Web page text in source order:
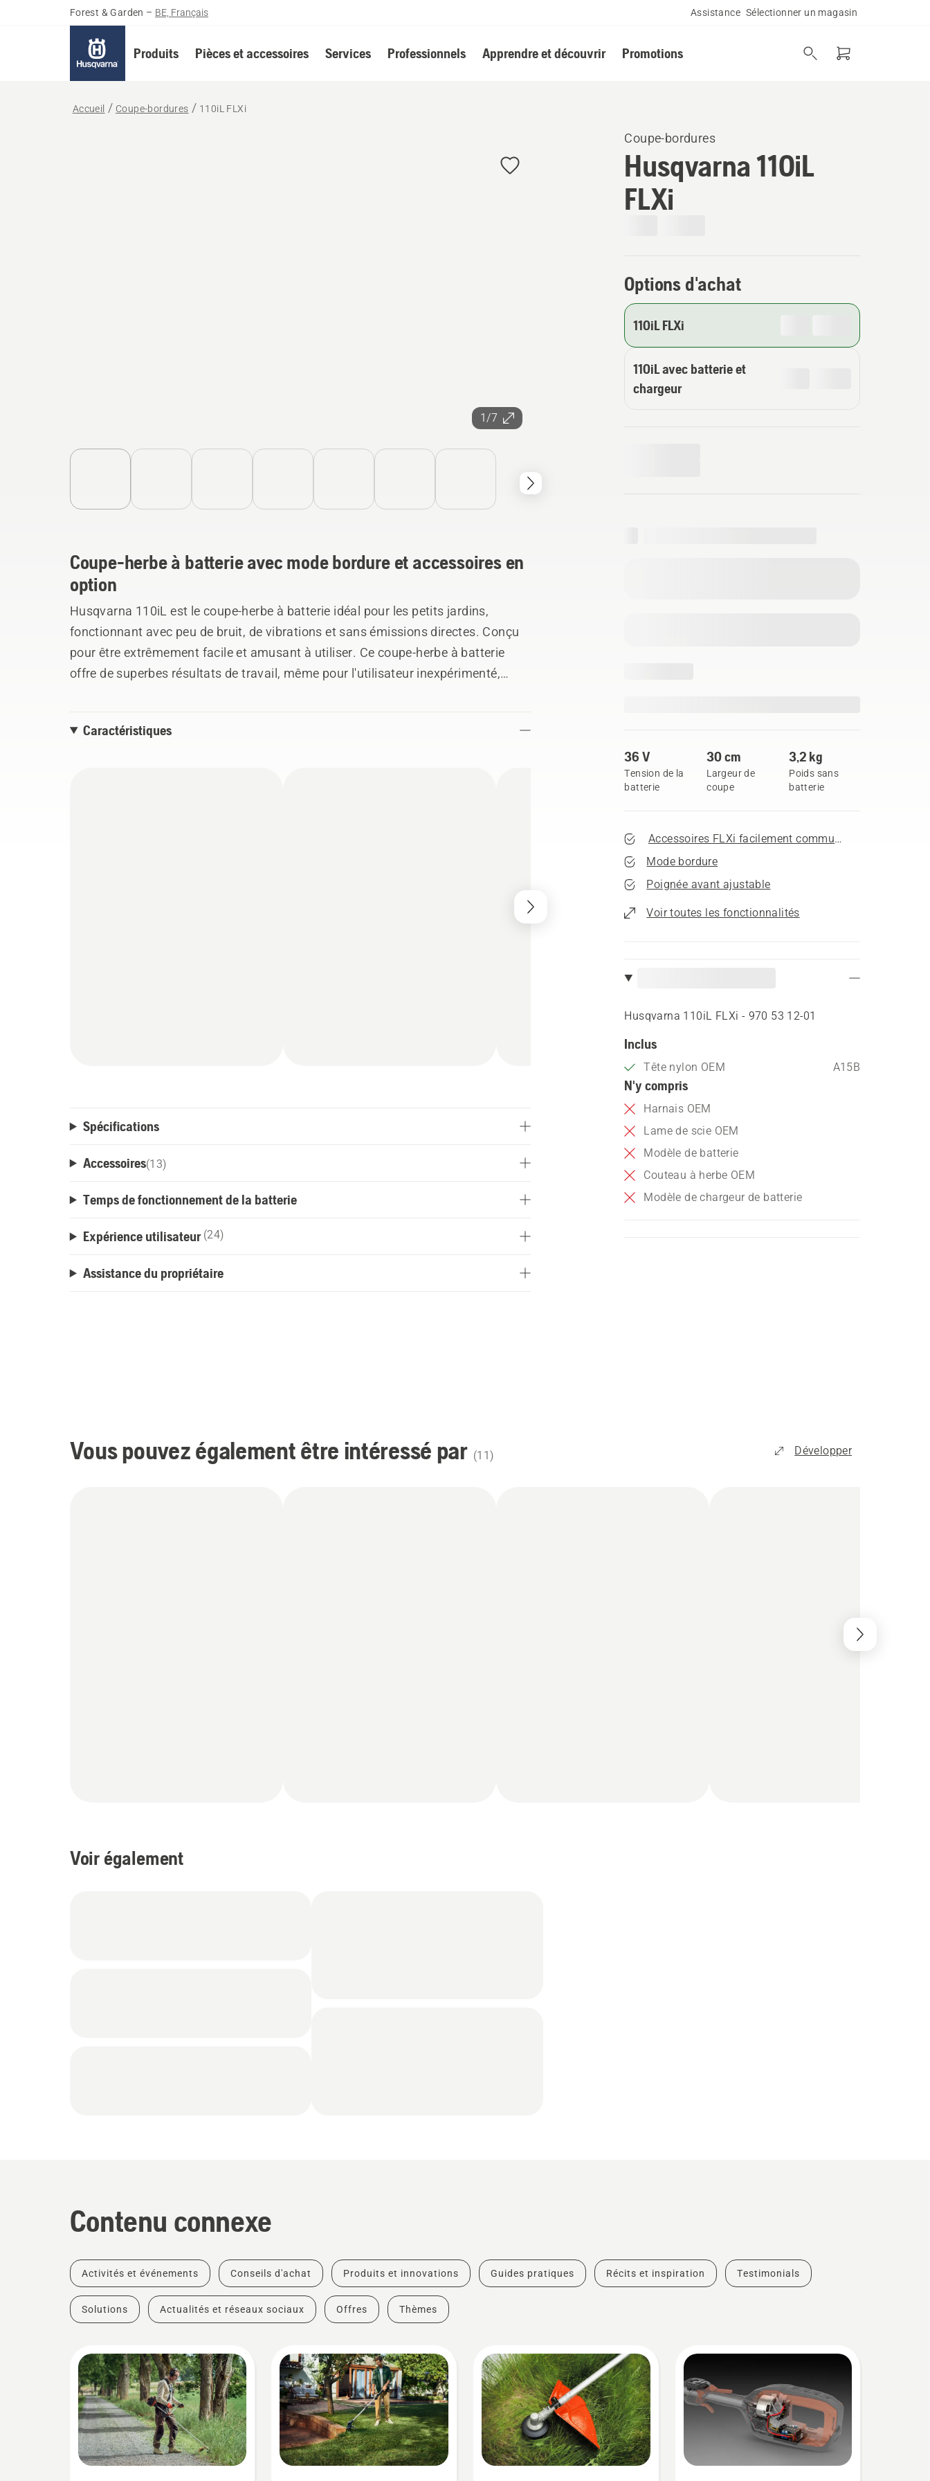
Forest & Garden – BE, Français Assistance Sélectionner un magasin
Produits Pièces et accessoires Services Professionnels Apprendre et découvrir Promotions
Accueil Coupe-bordures 110iL FLXi
1/7
Coupe-bordures
Husqvarna 110iL
FLXi
Options d'achat
110iL FLXi
110iL avec batterie et
chargeur
36 V
Tension de la
batterie
30 cm
Largeur de
coupe
3,2 kg
Poids sans
batterie
Accessoires FLXi facilement commutables
Mode bordure
Poignée avant ajustable
Voir toutes les fonctionnalités
Husqvarna 110iL FLXi - 970 53 12‑01
Inclus
Tête nylon OEM A15B
N'y compris
Harnais OEM
Lame de scie OEM
Modèle de batterie
Couteau à herbe OEM
Modèle de chargeur de batterie
Coupe-herbe à batterie avec mode bordure et accessoires en
option
Husqvarna 110iL est le coupe-herbe à batterie idéal pour les petits jardins,
fonctionnant avec peu de bruit, de vibrations et sans émissions directes. Conçu
pour être extrêmement facile et amusant à utiliser. Ce coupe-herbe à batterie
offre de superbes résultats de travail, même pour l'utilisateur inexpérimenté,
support intégrée. L'arbre fendu le rend très facile à transporter et à ranger.
Caractéristiques
Spécifications
Accessoires(13)
Temps de fonctionnement de la batterie
Expérience utilisateur (24)
Assistance du propriétaire
Vous pouvez également être intéressé par (11) Développer
Voir également
Contenu connexe
Activités et événements Conseils d'achat Produits et innovations Guides pratiques Récits et inspiration Testimonials
Solutions Actualités et réseaux sociaux Offres Thèmes